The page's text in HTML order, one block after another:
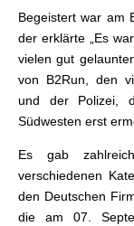
Begeistert war am
der erklärte „Es
vielen gut
von B2Run, den
und der Polizei,
Südwesten erst
Es gab
verschiedenen
den Deutschen
die am 07.